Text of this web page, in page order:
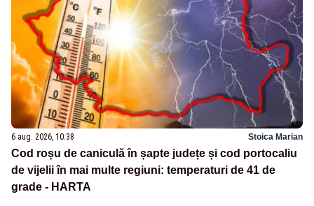
6 aug. 2026, 10:38 Stoica Marian
Cod roșu de caniculă în șapte județe și cod portocaliu
de vijelii în mai multe regiuni: temperaturi de 41 de
grade - HARTA